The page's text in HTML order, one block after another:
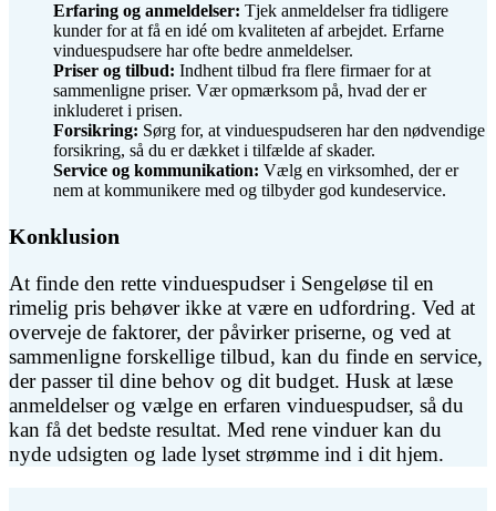
Erfaring og anmeldelser: Tjek anmeldelser fra tidligere
kunder for at få en idé om kvaliteten af arbejdet. Erfarne
vinduespudsere har ofte bedre anmeldelser.
Priser og tilbud: Indhent tilbud fra flere firmaer for at
sammenligne priser. Vær opmærksom på, hvad der er
inkluderet i prisen.
Forsikring: Sørg for, at vinduespudseren har den nødvendige
forsikring, så du er dækket i tilfælde af skader.
Service og kommunikation: Vælg en virksomhed, der er
nem at kommunikere med og tilbyder god kundeservice.
Konklusion
At finde den rette vinduespudser i Sengeløse til en
rimelig pris behøver ikke at være en udfordring. Ved at
overveje de faktorer, der påvirker priserne, og ved at
sammenligne forskellige tilbud, kan du finde en service,
der passer til dine behov og dit budget. Husk at læse
anmeldelser og vælge en erfaren vinduespudser, så du
kan få det bedste resultat. Med rene vinduer kan du
nyde udsigten og lade lyset strømme ind i dit hjem.